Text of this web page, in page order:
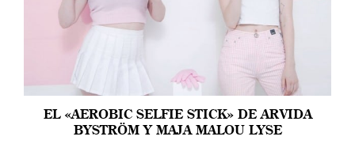
EL «AEROBIC SELFIE STICK» DE ARVIDA
BYSTRÖM Y MAJA MALOU LYSE